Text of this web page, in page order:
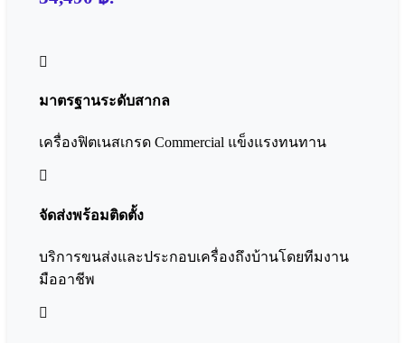
มาตรฐานระดับสากล
เครื่องฟิตเนสเกรด Commercial แข็งแรงทนทาน
จัดส่งพร้อมติดตั้ง
บริการขนส่งและประกอบเครื่องถึงบ้านโดยทีมงาน
มืออาชีพ